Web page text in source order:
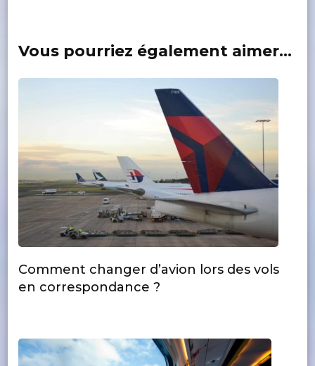
Vous pourriez également aimer...
Comment changer d’avion lors des vols
en correspondance ?